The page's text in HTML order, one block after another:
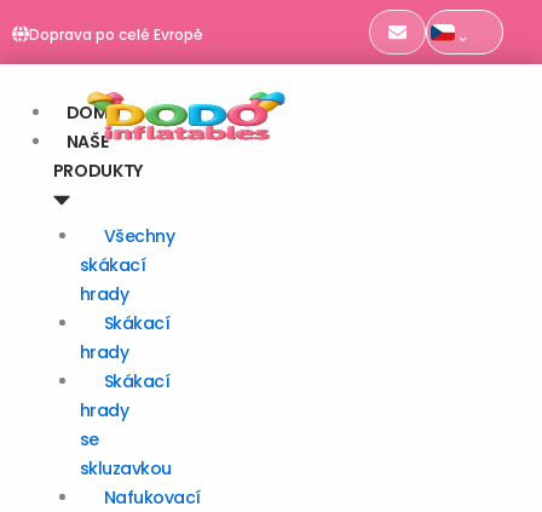
na
obsah
Objednávky do 11:00 odesíláme týž den
DOMŮ
NAŠE
PRODUKTY
Všechny
skákací
hrady
Skákací
hrady
Skákací
hrady
se
skluzavkou
Nafukovací